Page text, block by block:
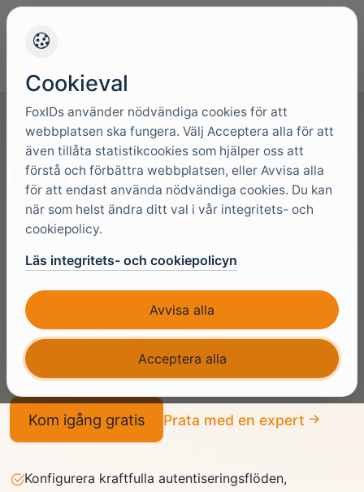
Komplex logik - enkel
implementering
Konfigurera autentiseringsflöden, claims,
FoxIDs, samtidigt som det underliggande
beteendet för OpenID Connect, OAuth 2.0,
SAML 2.0 och WS-Federation förblir synligt.
Kom igång gratis Prata med en expert
Konfigurera kraftfulla autentiseringsflöden,
Cookieval
FoxIDs använder nödvändiga cookies för att
webbplatsen ska fungera. Välj Acceptera alla för att
även tillåta statistikcookies som hjälper oss att
förstå och förbättra webbplatsen, eller Avvisa alla
för att endast använda nödvändiga cookies. Du kan
när som helst ändra ditt val i vår integritets- och
cookiepolicy.
Läs integritets- och cookiepolicyn
Avvisa alla
Acceptera alla